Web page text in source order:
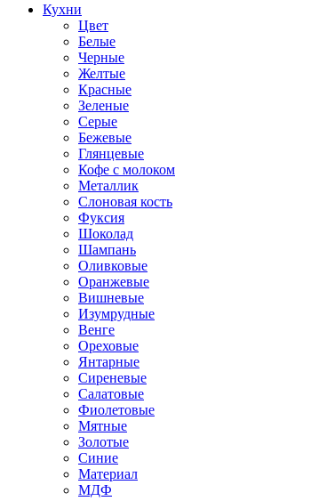
Кухни
Цвет
Белые
Черные
Желтые
Красные
Зеленые
Серые
Бежевые
Глянцевые
Кофе с молоком
Металлик
Слоновая кость
Фуксия
Шоколад
Шампань
Оливковые
Оранжевые
Вишневые
Изумрудные
Венге
Ореховые
Янтарные
Сиреневые
Салатовые
Фиолетовые
Мятные
Золотые
Синие
Материал
МДФ